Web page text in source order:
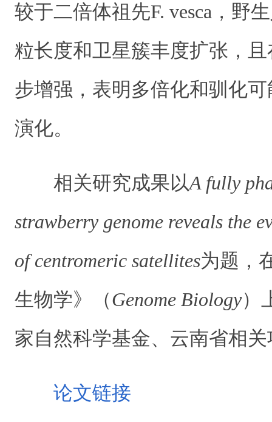
较于二倍体祖先F. vesca，野
粒长度和卫星簇丰度扩张，
步增强，表明多倍化和驯化
演化。
相关研究成果以A fully
strawberry genome reveals the
of centromeric satellites为题，
生物学》（Genome Biology）
家自然科学基金、云南省相
论文链接